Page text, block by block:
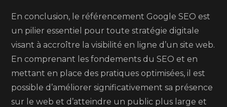
En conclusion, le référencement Google SEO est
un pilier essentiel pour toute stratégie digitale
visant à accroître la visibilité en ligne d’un site web.
En comprenant les fondements du SEO et en
mettant en place des pratiques optimisées, il est
possible d’améliorer significativement sa présence
sur le web et d’atteindre un public plus large et